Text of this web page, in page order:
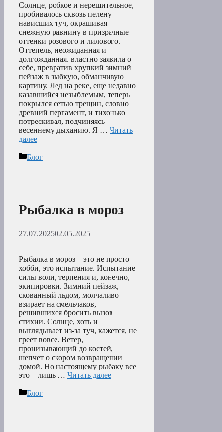
Солнце, робкое и нерешительное,
пробивалось сквозь пелену
нависших туч, окрашивая
снежную равнину в призрачные
оттенки розового и лилового.
Оттепель, неожиданная и
долгожданная, властно заявила о
себе, превратив хрупкий зимний
пейзаж в зыбкую, обманчивую
картину. Лед на реке, еще недавно
казавшийся незыблемым, теперь
покрылся сетью трещин, словно
древний пергамент, и тихонько
потрескивал, подчиняясь
весеннему дыханию. Я … Читать
далее
Рубрики
Блог
Рыбалка в мороз
27.07.202502.05.2025
Рыбалка в мороз – это не просто
хобби, это испытание. Испытание
силы воли, терпения и, конечно,
экипировки. Зимний пейзаж,
скованный льдом, молчаливо
взирает на смельчаков,
решившихся бросить вызов
стихии. Солнце, хоть и
выглядывает из-за туч, кажется, не
греет вовсе. Ветер,
пронизывающий до костей,
шепчет о скором возвращении
домой. Но настоящему рыбаку все
это – лишь … Читать далее
Рубрики
Блог